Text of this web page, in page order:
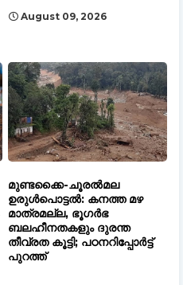
August 09, 2026
മുണ്ടക്കൈ-ചൂരൽമല
ഉരുൾപൊട്ടൽ: കനത്ത മഴ
മാത്രമല്ല, ഭൂഗർഭ
ബലഹീനതകളും ദുരന്ത
തീവ്രത കൂട്ടി; പഠനറിപ്പോർട്ട്
പുറത്ത്